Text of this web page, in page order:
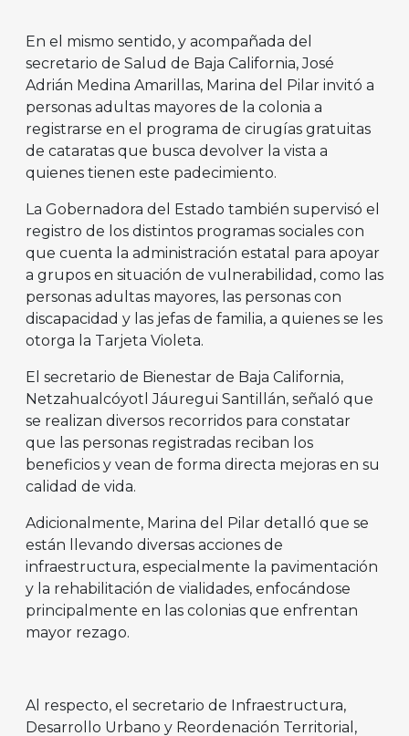
En el mismo sentido, y acompañada del
secretario de Salud de Baja California, José
Adrián Medina Amarillas, Marina del Pilar invitó a
personas adultas mayores de la colonia a
registrarse en el programa de cirugías gratuitas
de cataratas que busca devolver la vista a
quienes tienen este padecimiento.
La Gobernadora del Estado también supervisó el
registro de los distintos programas sociales con
que cuenta la administración estatal para apoyar
a grupos en situación de vulnerabilidad, como las
personas adultas mayores, las personas con
discapacidad y las jefas de familia, a quienes se les
otorga la Tarjeta Violeta.
El secretario de Bienestar de Baja California,
Netzahualcóyotl Jáuregui Santillán, señaló que
se realizan diversos recorridos para constatar
que las personas registradas reciban los
beneficios y vean de forma directa mejoras en su
calidad de vida.
Adicionalmente, Marina del Pilar detalló que se
están llevando diversas acciones de
infraestructura, especialmente la pavimentación
y la rehabilitación de vialidades, enfocándose
principalmente en las colonias que enfrentan
mayor rezago.
Al respecto, el secretario de Infraestructura,
Desarrollo Urbano y Reordenación Territorial,